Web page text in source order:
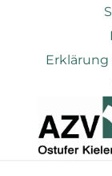
Erklärung